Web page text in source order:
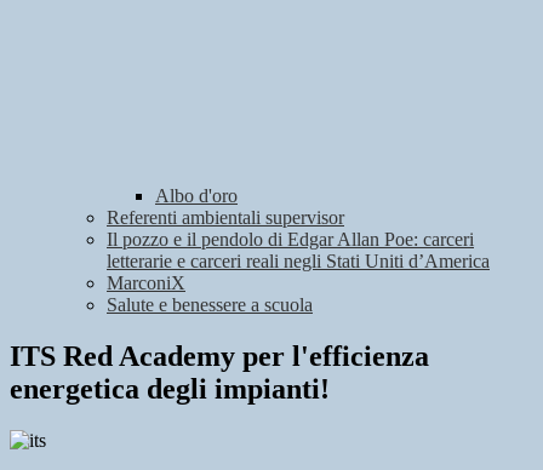
Albo d'oro
Referenti ambientali supervisor
Il pozzo e il pendolo di Edgar Allan Poe: carceri
letterarie e carceri reali negli Stati Uniti d’America
MarconiX
Salute e benessere a scuola
ITS Red Academy per l'efficienza
energetica degli impianti!